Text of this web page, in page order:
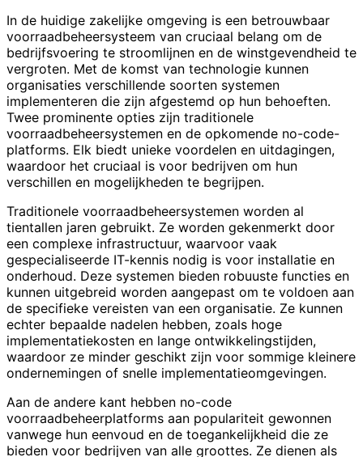
In de huidige zakelijke omgeving is een betrouwbaar
voorraadbeheersysteem van cruciaal belang om de
bedrijfsvoering te stroomlijnen en de winstgevendheid te
vergroten. Met de komst van technologie kunnen
organisaties verschillende soorten systemen
implementeren die zijn afgestemd op hun behoeften.
Twee prominente opties zijn traditionele
voorraadbeheersystemen en de opkomende no-code-
platforms. Elk biedt unieke voordelen en uitdagingen,
waardoor het cruciaal is voor bedrijven om hun
verschillen en mogelijkheden te begrijpen.
Traditionele voorraadbeheersystemen worden al
tientallen jaren gebruikt. Ze worden gekenmerkt door
een complexe infrastructuur, waarvoor vaak
gespecialiseerde IT-kennis nodig is voor installatie en
onderhoud. Deze systemen bieden robuuste functies en
kunnen uitgebreid worden aangepast om te voldoen aan
de specifieke vereisten van een organisatie. Ze kunnen
echter bepaalde nadelen hebben, zoals hoge
implementatiekosten en lange ontwikkelingstijden,
waardoor ze minder geschikt zijn voor sommige kleinere
ondernemingen of snelle implementatieomgevingen.
Aan de andere kant hebben no-code
voorraadbeheerplatforms aan populariteit gewonnen
vanwege hun eenvoud en de toegankelijkheid die ze
bieden voor bedrijven van alle groottes. Ze dienen als